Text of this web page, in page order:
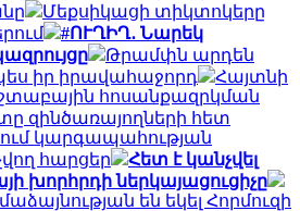
Մեքսիկացի տիկտոկերը
#ՈՒՂԻՂ․ Նարեկ
Թրամփն արդեն
իր իրավահաջորդ
Հայտնի
հոսանքազրկման
զինծառայողների հետ
կարգապահության
հարցեր
Հետ է կանչվել
խորհրդի ներկայացուցիչը
են եկել Հորմուզի